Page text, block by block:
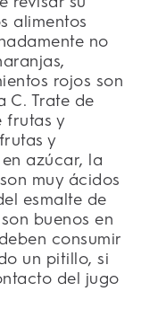
alimentos
no
rojos son
C. Trate de
frutas y
y
azúcar, la
muy ácidos
esmalte de
buenos en
consumir
un pitillo, si
del jugo